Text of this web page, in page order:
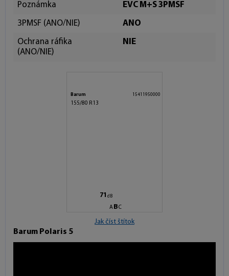
Poznámka EVC M+S 3PMSF
3PMSF (ANO/NIE) ANO
Ochrana ráfika
(ANO/NIE)
NIE
Barum 15411950000
155/80 R13
A BC
71 dB
Jak číst štítok
Barum Polaris 5